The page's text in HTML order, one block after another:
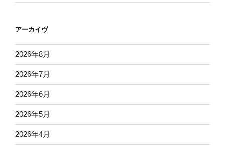
アーカイヴ
2026年8月
2026年7月
2026年6月
2026年5月
2026年4月